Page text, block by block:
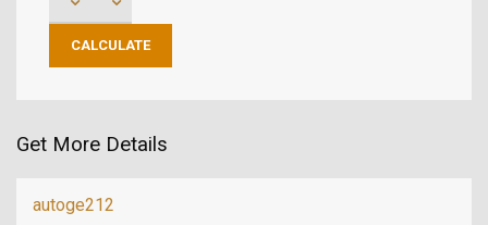
Get More Details
autoge212